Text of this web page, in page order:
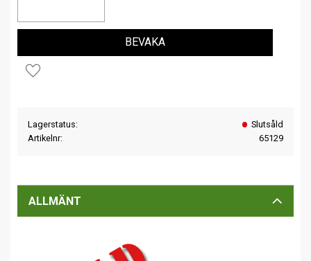
Lägg till i favoriter
BEVAKA
Lagerstatus
Slutsåld
Artikelnr
65129
ALLMÄNT